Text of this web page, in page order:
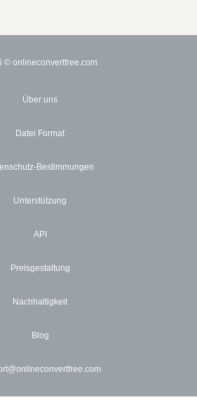
© onlineconvertfree.com
Über uns
Datei Format
Bestimmungen
Unterstützung
API
Preisgestaltung
Nachhaltigkeit
Blog